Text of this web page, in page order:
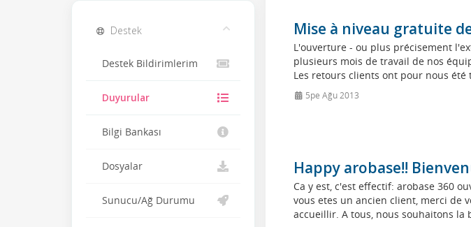
Mise à niveau gratuite
L'ouverture - ou plus précisement
plusieurs mois de travail de nos
Les retours clients ont pour nous
5pe Ağu 2013
Happy arobase!!
Ca y est, c'est effectif: arobase 360
vous etes un ancien client, merci de
accueillir. A tous, nous souhaitons la
Destek
Destek Bildirimlerim
Duyurular
Bilgi Bankası
Dosyalar
Sunucu/Ağ Durumu